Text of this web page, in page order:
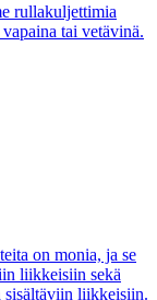
rullakuljettimia
tai vetävinä.
on monia, ja se
liikkeisiin sekä
sisältäviin liikkeisiin.